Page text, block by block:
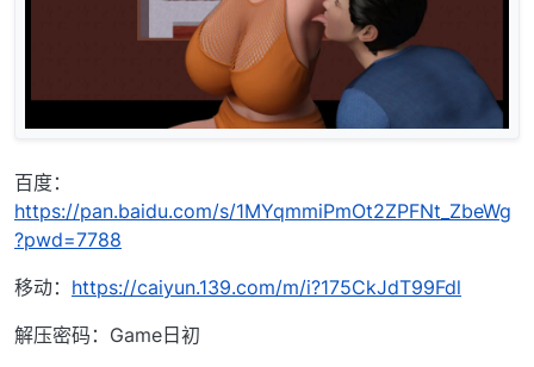
百度：
https://pan.baidu.com/s/1MYqmmiPmOt2ZPFNt_ZbeWg
?pwd=7788
移动： https://caiyun.139.com/m/i?175CkJdT99Fdl
解压密码：Game日初